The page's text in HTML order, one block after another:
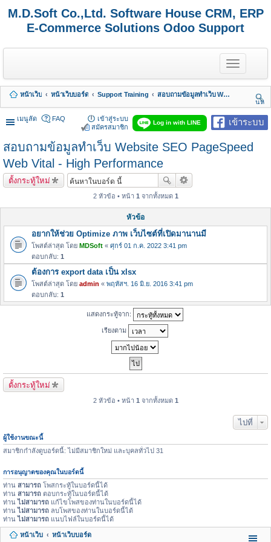
M.D.Soft Co.,Ltd. Software House CRM, ERP
E-Commerce Solutions Odoo Support
T
o
g
e
n
a
i
g
หน้าเว็บ หน้าเว็บบอร์ด Support Training
สอบถามข้อมูลทำเว็บ Website SEO PageSpeed Web Vital - High Performance
นห
า
เมนูลัด
เข้าระบบ
Log in with LINE
FAQ
เข้าสู่ระบบ
สมัครสมาชิก
สอบถามข้อมูลทำเว็บ Website SEO PageSpeed
Web Vital - High Performance
ตั้งกระทู้ใหม่
2 หัวข้อ • หน้า 1 จากทั้งหมด 1
หัวข้อ
อยากให้ช่วย Optimize ภาพ เว็บไซต์ที่เปิดมานานมี
โพสต์ล่าสุด โดย MDSoft « ศุกร์ 01 ก.ค. 2022 3:41 pm
ตอบกลับ: 1
ต้องการ export data เป็น xlsx
โพสต์ล่าสุด โดย admin « พฤหัสฯ. 16 มิ.ย. 2016 3:41 pm
ตอบกลับ: 1
แสดงกระทู้จาก:
เรียงตาม
ตั้งกระทู้ใหม่
2 หัวข้อ • หน้า 1 จากทั้งหมด 1
ไปที่
ผู้ใช้งานขณะนี้
สมาชิกกำลังดูบอร์ดนี้: ไม่มีสมาชิกใหม่ และบุคลทั่วไป 31
การอนุญาตของคุณในบอร์ดนี้
ท่าน สามารถ โพสกระทู้ในบอร์ดนี้ได้
ท่าน สามารถ ตอบกระทู้ในบอร์ดนี้ได้
ท่านไม่สามารถ แก้ไขโพสของท่านในบอร์ดนี้ได้
ท่านไม่สามารถ ลบโพสของท่านในบอร์ดนี้ได้
ท่านไม่สามารถ แนบไฟล์ในบอร์ดนี้ได้
หน้าเว็บ หน้าเว็บบอร์ด